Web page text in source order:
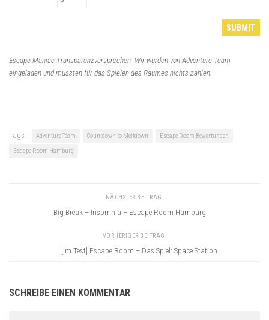
Escape Maniac Transparenzversprechen: Wir wurden von Adventure Team
eingeladen und mussten für das Spielen des Raumes nichts zahlen.
Tags: Adventure Team Countdown to Meltdown
Escape Room Bewertungen
Escape Room Hamburg
NÄCHSTER BEITRAG
Big Break – Insomnia – Escape Room Hamburg
VORHERIGER BEITRAG
[Im Test] Escape Room – Das Spiel: Space Station
SCHREIBE EINEN KOMMENTAR